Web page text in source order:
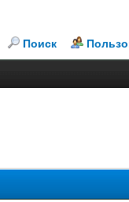
Поиск